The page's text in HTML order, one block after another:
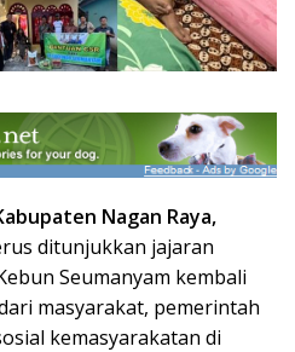
Nagan Raya,
ditunjukkan jajaran
Seumanyam kembali
masyarakat, pemerintah
kemasyarakatan di